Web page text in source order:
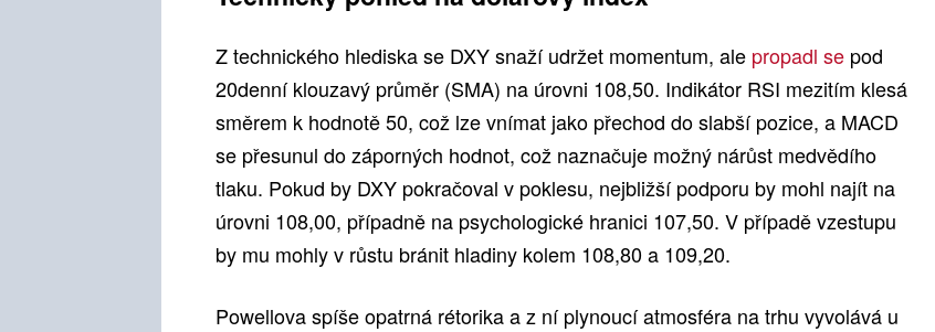
Z technického hlediska se DXY snaží udržet momentum, ale propadl se pod
20denní klouzavý průměr (SMA) na úrovni 108,50. Indikátor RSI mezitím klesá
směrem k hodnotě 50, což lze vnímat jako přechod do slabší pozice, a MACD
se přesunul do záporných hodnot, což naznačuje možný nárůst medvědího
tlaku. Pokud by DXY pokračoval v poklesu, nejbližší podporu by mohl najít na
úrovni 108,00, případně na psychologické hranici 107,50. V případě vzestupu
by mu mohly v růstu bránit hladiny kolem 108,80 a 109,20.
Powellova spíše opatrná rétorika a z ní plynoucí atmosféra na trhu vyvolává u